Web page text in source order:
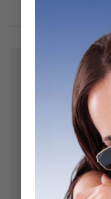
Bir yanıt
E-posta
ile